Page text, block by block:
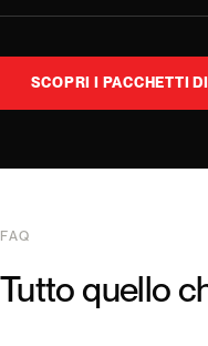
SCOPRI I PACCHETTI
FAQ
Tutto quello